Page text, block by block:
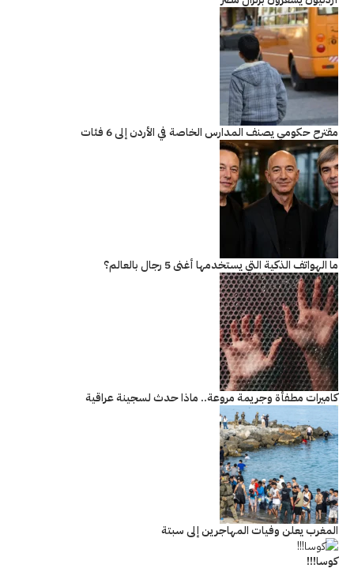
مقترح حكومي يصنف المدارس الخاصة في الأردن إلى 6 فئات
ما الهواتف الذكية التي يستخدمها أغنى 5 رجال بالعالم؟
كاميرات مطفأة وجريمة مروعة.. ماذا حدث لسجينة عراقية
المغرب يعلن وفيات المهاجرين إلى سبتة
كوسا!!!